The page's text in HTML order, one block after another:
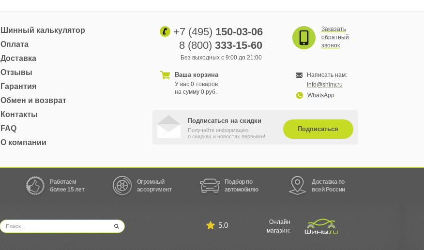
Шинный калькулятор
Оплата
Доставка
Отзывы
Гарантия
Обмен и возврат
Контакты
FAQ
О компании
+7 (495) 150-03-06
8 (800) 333-15-60
Без выходных с 9:00 до 21:00
Ваша корзина
У вас 0 товаров
на сумму 0 руб.
Заказать
обратный
звонок
Написать нам:
info@shiny.ru
WhatsApp
Подписаться на скидки
Получайте информацию
о скидках и новостях первыми!
Подписаться
Работаем
более 15 лет
Огромный
ассортимент
Подбор по
автомобилю
Доставка по
всей России
5.0
Онлайн
магазин: